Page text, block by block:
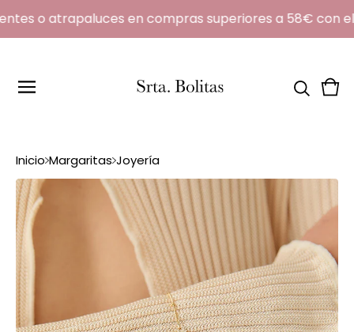
o atrapaluces en compras superiores a 58€ con el
Ver
0
Inicio Margaritas Joyería